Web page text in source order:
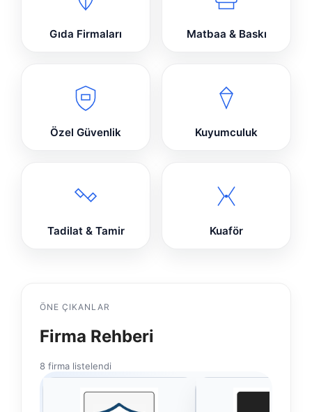
Gıda Firmaları Matbaa & Baskı
Özel Güvenlik Kuyumculuk
Tadilat & Tamir Kuaför
ÖNE ÇIKANLAR
Firma Rehberi
8 firma listelendi